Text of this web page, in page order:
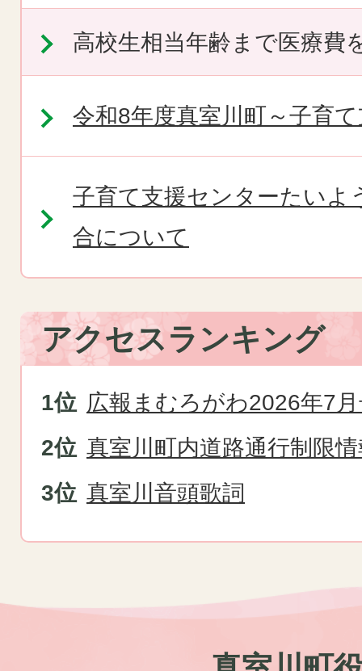
高校生相当年齢まで医療費
令和8年度真室川町～子育
子育て支援センターたいよ
合について
アクセスランキング
広報まむろがわ2026年7
真室川町内道路通行制限
真室川音頭歌詞